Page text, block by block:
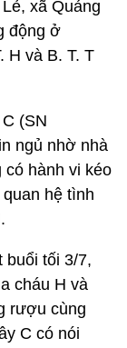
xã Quảng
động ở
H và B. T. T
(SN
ngủ nhờ nhà
có hành vi kéo
hệ tình
buổi tối 3/7,
cháu H và
rượu cùng
C có nói